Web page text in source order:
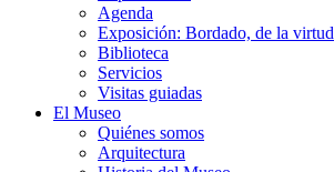
Agenda
Exposición: Bordado, de la virtud
Biblioteca
Servicios
Visitas guiadas
El Museo
Quiénes somos
Arquitectura